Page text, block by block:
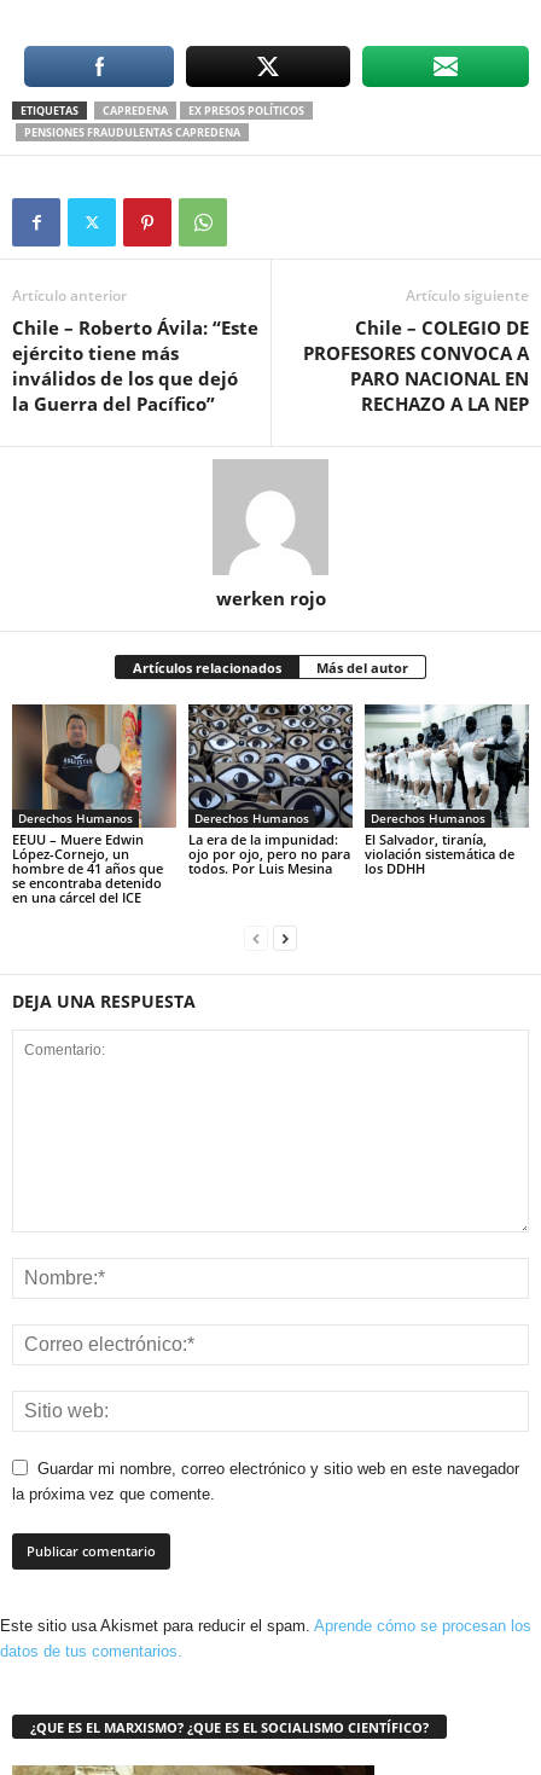
ETIQUETAS CAPREDENA
EX PRESOS POLÍTICOS
PENSIONES FRAUDULENTAS CAPREDENA
Artículo anterior
Chile – Roberto Ávila: “Este
ejército tiene más
inválidos de los que dejó
la Guerra del Pacífico”
Artículo siguiente
Chile – COLEGIO DE
PROFESORES CONVOCA A
PARO NACIONAL EN
RECHAZO A LA NEP
werken rojo
Artículos relacionados Más del autor
Derechos Humanos
EEUU – Muere Edwin
López-Cornejo, un
hombre de 41 años que
se encontraba detenido
en una cárcel del ICE
Derechos Humanos
La era de la impunidad:
ojo por ojo, pero no para
todos. Por Luis Mesina
Derechos Humanos
El Salvador, tiranía,
violación sistemática de
los DDHH
DEJA UNA RESPUESTA
Guardar mi nombre, correo electrónico y sitio web en este navegador
la próxima vez que comente.
Este sitio usa Akismet para reducir el spam. Aprende cómo se procesan los
datos de tus comentarios.
¿QUE ES EL MARXISMO? ¿QUE ES EL SOCIALISMO CIENTÍFICO?